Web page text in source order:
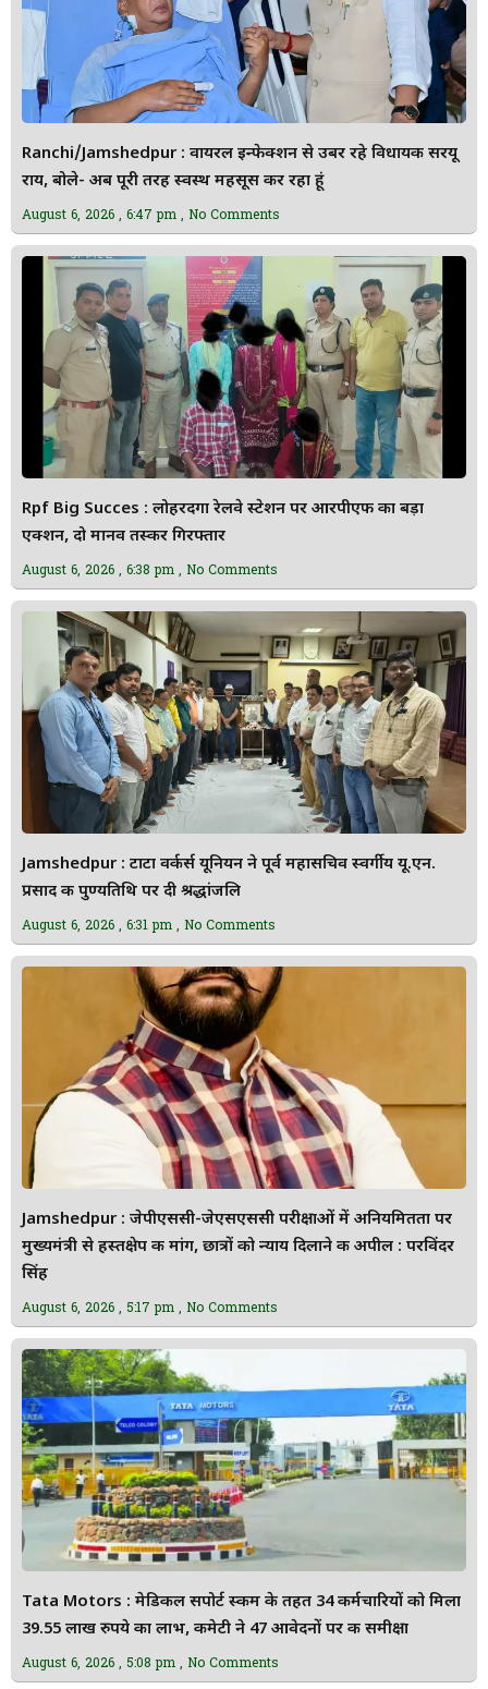
Ranchi/Jamshedpur : वायरल इन्फेक्शन से उबर रहे विधायक सरयू
राय, बोले- अब पूरी तरह स्वस्थ महसूस कर रहा हूं
August 6, 2026 6:47 pm No Comments
Rpf Big Succes : लोहरदगा रेलवे स्टेशन पर आरपीएफ का बड़ा
एक्शन, दो मानव तस्कर गिरफ्तार
August 6, 2026 6:38 pm No Comments
Jamshedpur : टाटा वर्कर्स यूनियन ने पूर्व महासचिव स्वर्गीय यू.एन.
प्रसाद की पुण्यतिथि पर दी श्रद्धांजलि
August 6, 2026 6:31 pm No Comments
Jamshedpur : जेपीएससी-जेएसएससी परीक्षाओं में अनियमितता पर
मुख्यमंत्री से हस्तक्षेप की मांग, छात्रों को न्याय दिलाने की अपील : परविंदर
सिंह
August 6, 2026 5:17 pm No Comments
Tata Motors : मेडिकल सपोर्ट स्कीम के तहत 34 कर्मचारियों को मिला
39.55 लाख रुपये का लाभ, कमेटी ने 47 आवेदनों पर की समीक्षा
August 6, 2026 5:08 pm No Comments